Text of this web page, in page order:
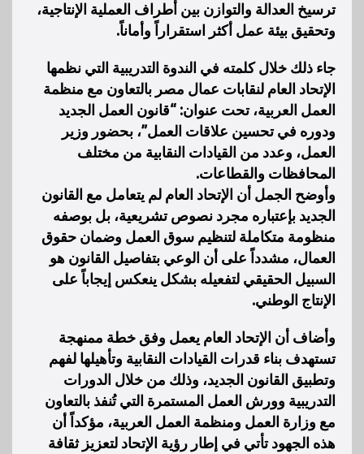
ترسيخ العدالة والتوازن بين أطراف العملية الإنتاجية،
وتحقيق بيئة عمل أكثر استقراراً وأماناً.
جاء ذلك خلال كلمته في الندوة التدريبية التي نظمها
الإتحاد العام لنقابات عمال مصر بالتعاون مع منظمة
العمل العربية، تحت عنوان: “قانون العمل الجديد
ودوره في تحسين علاقات العمل”، بحضور وزير
العمل، وعدد من القيادات النقابية من مختلف
المحافظات والقطاعات.
وأوضح الجمل أن الإتحاد العام لم يتعامل مع القانون
الجديد بإعتباره مجرد نصوص تشريعية، بل بوصفه
منظومة متكاملة لتنظيم سوق العمل وضمان حقوق
العمال، مشدداً على أن الوعي بتفاصيل القانون هو
السبيل الحقيقي لتفعيله بشكل ينعكس إيجاباً على
الإنتاج الوطني.
وأضاف أن الإتحاد العام يعمل وفق خطة ممنهجة
تستهدف بناء قدرات القيادات النقابية وتأهيلها لفهم
وتطبيق القانون الجديد، وذلك من خلال الدورات
التدريبية وورش العمل المستمرة التي تُنفذ بالتعاون
مع وزارة العمل ومنظمة العمل العربية، مؤكداً أن
هذه الجهود تأتي في إطار رؤية الإتحاد لتعزيز ثقافة